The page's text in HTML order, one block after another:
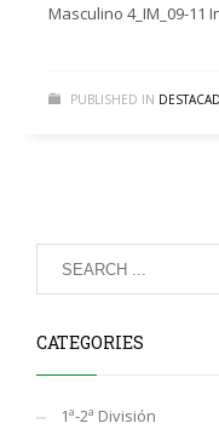
Masculino 4_IM_09-11
PUBLISHED IN
CATEGORIES
1ª-2ª División